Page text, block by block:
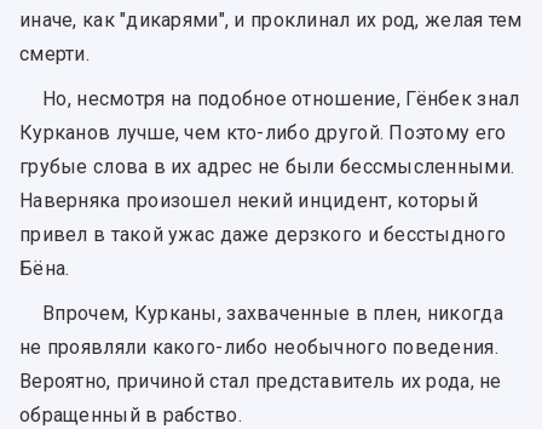
иначе, как "дикарями", и проклинал их род, желая тем
смерти.
Но, несмотря на подобное отношение, Гёнбек знал
Курканов лучше, чем кто-либо другой. Поэтому его
грубые слова в их адрес не были бессмысленными.
Наверняка произошел некий инцидент, который
привел в такой ужас даже дерзкого и бесстыдного
Бёна.
Впрочем, Курканы, захваченные в плен, никогда
не проявляли какого-либо необычного поведения.
Вероятно, причиной стал представитель их рода, не
обращенный в рабство.